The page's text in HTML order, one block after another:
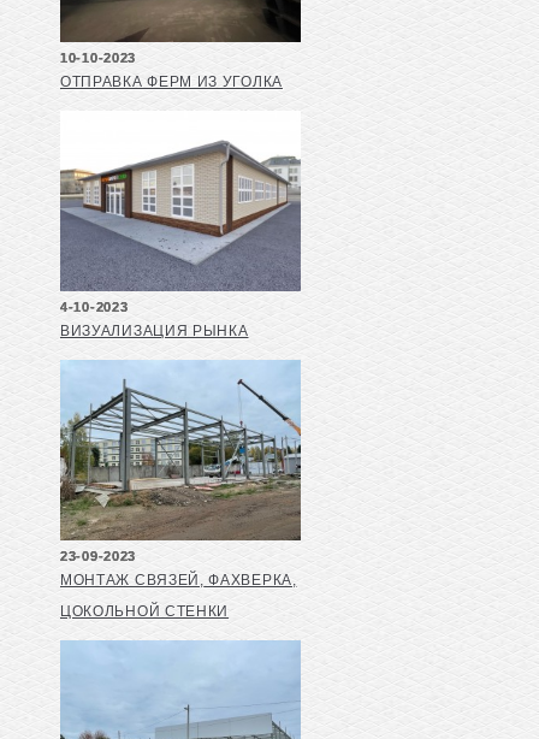
10-10-2023
ОТПРАВКА ФЕРМ ИЗ УГОЛКА
4-10-2023
ВИЗУАЛИЗАЦИЯ РЫНКА
23-09-2023
МОНТАЖ СВЯЗЕЙ, ФАХВЕРКА,
ЦОКОЛЬНОЙ СТЕНКИ